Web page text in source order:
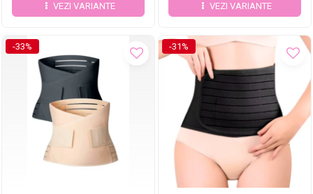
VEZI VARIANTE VEZI VARIANTE
-33% -31%